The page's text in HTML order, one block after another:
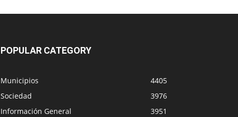
POPULAR CATEGORY
Municipios
4405
Sociedad
3976
Información General
3951